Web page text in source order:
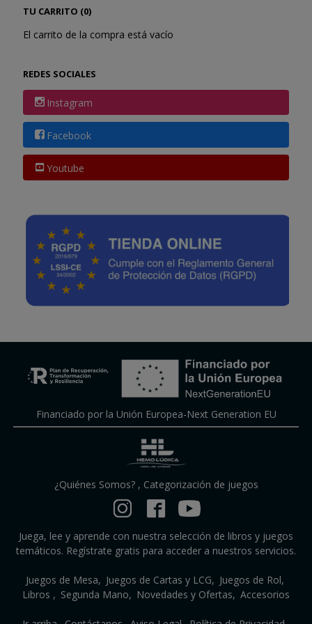
TU CARRITO (0)
El carrito de la compra está vacío
REDES SOCIALES
Instagram
Facebook
Youtube
Financiado por la Unión Europea-Next Generation EU
¿Quiénes Somos?, Categorización de juegos
Juega, lee y aprende con nuestra selección de libros y juegos
temáticos. Regístrate gratis para acceder a nuestros servicios.
Juegos de Mesa Juegos de Cartas y LCG
Juegos de Rol
Libros
Segunda Mano Novedades y Ofertas Accesorios